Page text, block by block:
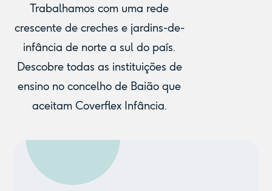
Trabalhamos com uma rede
crescente de creches e jardins-de-
infância de norte a sul do país.
Descobre todas as instituições de
ensino no concelho de Baião que
aceitam Coverflex Infância.